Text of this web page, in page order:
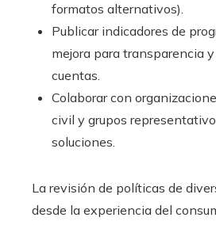
formatos alternativos).
Publicar indicadores de
mejora para transparencia
cuentas.
Colaborar con
civil y grupos
soluciones.
La revisión de políticas de
desde la experiencia del